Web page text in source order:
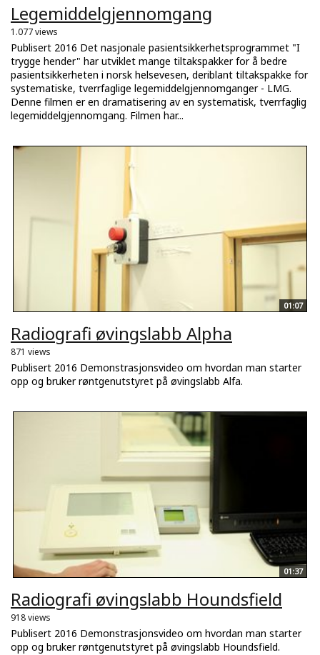
Legemiddelgjennomgang
1.077 views
Publisert 2016 Det nasjonale pasientsikkerhetsprogrammet "I
trygge hender" har utviklet mange tiltakspakker for å bedre
pasientsikkerheten i norsk helsevesen, deriblant tiltakspakke for
systematiske, tverrfaglige legemiddelgjennomganger - LMG.
Denne filmen er en dramatisering av en systematisk, tverrfaglig
legemiddelgjennomgang. Filmen har...
01:07
Radiografi øvingslabb Alpha
871 views
Publisert 2016 Demonstrasjonsvideo om hvordan man starter
opp og bruker røntgenutstyret på øvingslabb Alfa.
01:37
Radiografi øvingslabb Houndsfield
918 views
Publisert 2016 Demonstrasjonsvideo om hvordan man starter
opp og bruker røntgenutstyret på øvingslabb Houndsfield.